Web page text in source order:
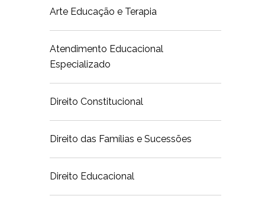
Arte Educação e Terapia
Atendimento Educacional
Especializado
Direito Constitucional
Direito das Famílias e Sucessões
Direito Educacional